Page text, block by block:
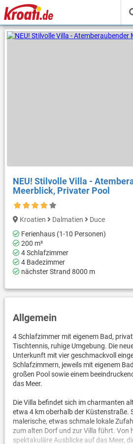
NEU! Stilvolle Villa -
Meerblick, Privater Pool
Kroatien Dalmatien
Duce
Ferienhaus (1-10 Personen)
200 m²
4 Schlafzimmer
4 Badezimmer
nächster Strand 8000 m
Allgemein
4 Schlafzimmer mit eigenem Bad,
Tischtennis, ruhige Umgebung. Die
Unterkunft mit vier geschmackvoll
Schlafzimmern, jeweils mit eigenem
großen Pool sowie einem
das Meer.
Die Villa befindet sich im charmanten
etwa 4 km oberhalb der Küstenstraße.
malerische, etwas schmale lokale
zum alten Dorf und zur Villa führt. Von
spektakuläre Ausblicke auf das Meer,